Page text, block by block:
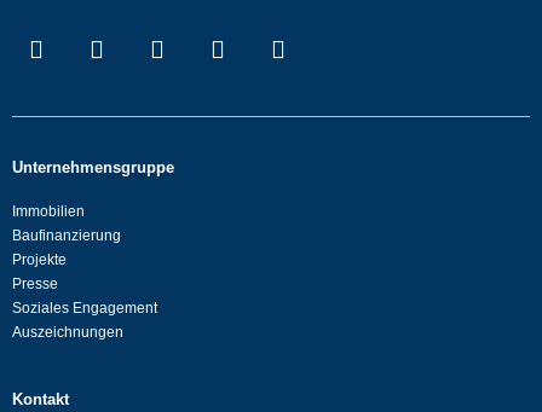
Unternehmensgruppe
Immobilien
Baufinanzierung
Projekte
Presse
Soziales Engagement
Auszeichnungen
Kontakt